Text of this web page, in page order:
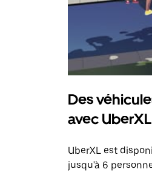
Des
avec UberXL
UberXL est
jusqu'à 6